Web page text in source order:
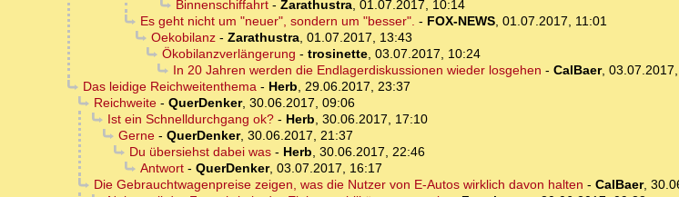
Binnenschiffahrt- Zarathustra, 01.07.2017, 10:14
Es geht nicht um "neuer", sondern um "besser". - FOX-NEWS, 01.07.2017, 11:01
Oekobilanz- Zarathustra, 01.07.2017, 13:43
Ökobilanzverlängerung - trosinette, 03.07.2017, 10:24
In 20 Jahren werden die Endlagerdiskussionen wieder losgehen - CalBaer,
Das leidige Reichweitenthema- Herb, 29.06.2017, 23:37
Reichweite- QuerDenker, 30.06.2017, 09:06
Ist ein Schnelldurchgang ok?- Herb, 30.06.2017, 17:10
Gerne- QuerDenker, 30.06.2017, 21:37
Du übersiehst dabei was- Herb, 30.06.2017, 22:46
Antwort- QuerDenker, 03.07.2017, 16:17
Die Gebrauchtwagenpreise zeigen, was die Nutzer von E-Autos wirklich davon halten - CalBaer,